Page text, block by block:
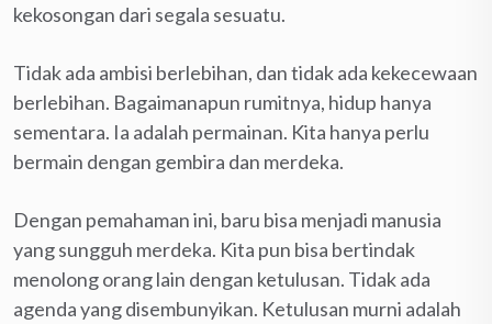
kekosongan dari segala sesuatu.
Tidak ada ambisi berlebihan, dan tidak ada kekecewaan
berlebihan. Bagaimanapun rumitnya, hidup hanya
sementara. Ia adalah permainan. Kita hanya perlu
bermain dengan gembira dan merdeka.
Dengan pemahaman ini, baru bisa menjadi manusia
yang sungguh merdeka. Kita pun bisa bertindak
menolong orang lain dengan ketulusan. Tidak ada
agenda yang disembunyikan. Ketulusan murni adalah